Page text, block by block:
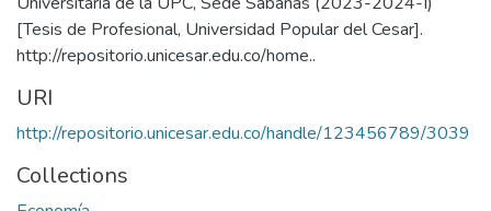
[Tesis de Profesional, Universidad Popular del Cesar].
http://repositorio.unicesar.edu.co/home..
URI
http://repositorio.unicesar.edu.co/handle/123456789/3039
Collections